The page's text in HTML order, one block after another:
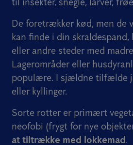
De foretrækker kød, men de
kan finde i din
eller andre steder med
Lagerområder eller
populære. I sjældne tilfælde
eller kyllinger.
Sorte rotter er primært
neofobi (frygt for nye
at tiltrække med lokkemad.